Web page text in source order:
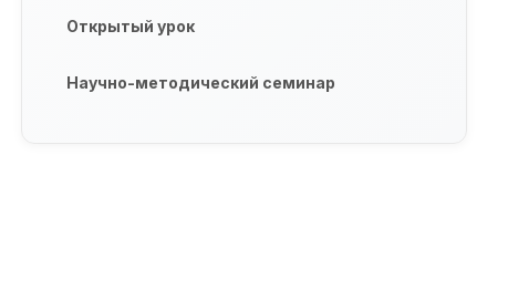
Открытый урок
Научно-методический семинар